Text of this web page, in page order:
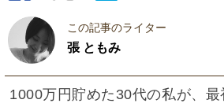
この記事のライター
張 ともみ
1000万円貯めた30代の私が、